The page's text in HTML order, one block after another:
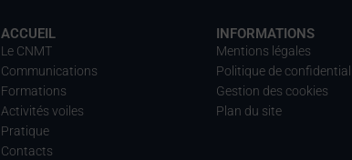
ACCUEIL
Le CNMT
Communications
Formations
Activités voiles
Pratique
Contacts
INFORMATIONS
Mentions légales
Politique de
Gestion des cookies
Plan du site